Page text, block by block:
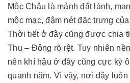
Mộc Châu là mảnh đất lành,
mộc mạc, đậm nét đặc trưng
Thời tiết ở đây cũng được chia
Thu – Đông rõ rệt. Tuy nhiên
nên khí hậu ở đây cũng cực kỳ
quanh năm. Vì vậy, nơi đây